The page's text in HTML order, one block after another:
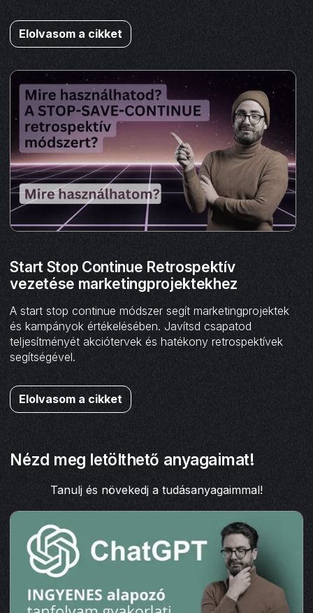
Elolvasom a cikket
Start Stop Continue Retrospektív
vezetése marketingprojektekhez
A start stop continue módszer segít marketingprojektek
és kampányok értékelésében. Javítsd csapatod
teljesítményét akciótervek és hatékony retrospektívek
segítségével.
Elolvasom a cikket
Nézd meg letölthető anyagaimat!
Tanulj és növekedj a tudásanyagaimmal!